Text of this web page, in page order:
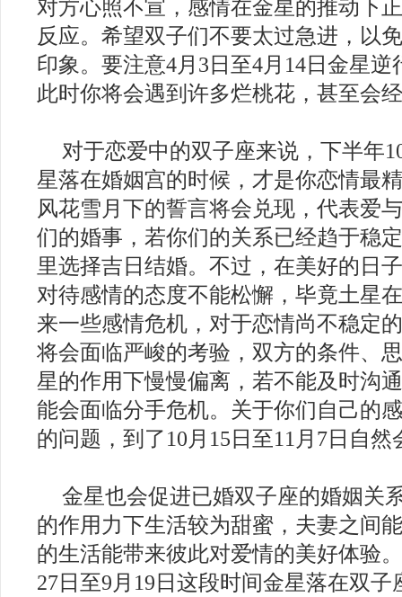
对方心照不宣，感情在金星的推动下
反应。希望双子们不要太过急进，以
印象。要注意4月3日至4月14日金星
此时你将会遇到许多烂桃花，甚至会
对于恋爱中的双子座来说，下半年
星落在婚姻宫的时候，才是你恋情最
风花雪月下的誓言将会兑现，代表爱
们的婚事，若你们的关系已经趋于稳
里选择吉日结婚。不过，在美好的日
对待感情的态度不能松懈，毕竟土星
来一些感情危机，对于恋情尚不稳定
将会面临严峻的考验，双方的条件、
星的作用下慢慢偏离，若不能及时沟
能会面临分手危机。关于你们自己的
的问题，到了10月15日至11月7日自然
金星也会促进已婚双子座的婚姻关
的作用力下生活较为甜蜜，夫妻之间
的生活能带来彼此对爱情的美好体验
27日至9月19日这段时间金星落在双